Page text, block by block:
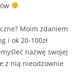
Moim zdaniem
i ok 20-100zł
nazwę swojej
z nią nieodzownie